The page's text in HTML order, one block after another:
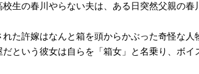
校生の春川やらない夫は、ある日突然父親の
れた許嫁はなんと箱を頭からかぶった奇怪な人
という彼女は自らを「箱女」と名乗り、ボイ